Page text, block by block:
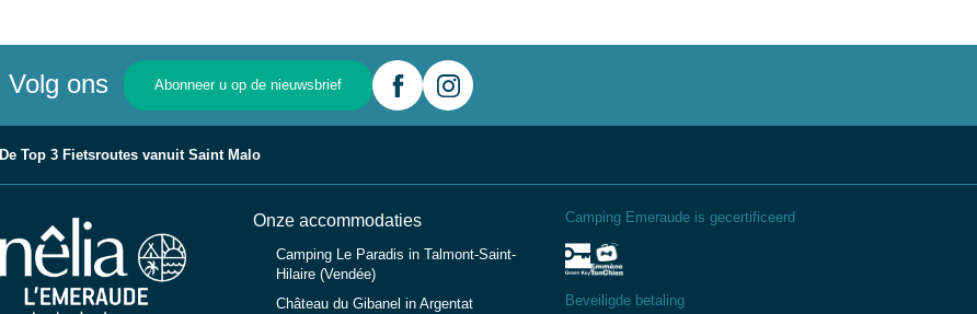
Volg ons Abonneer u op de nieuwsbrief
De Top 3 Fietsroutes vanuit Saint Malo
Onze accommodaties
Camping Le Paradis in Talmont-Saint-
Hilaire (Vendée)
Château du Gibanel in Argentat
Camping Emeraude is gecertificeerd
Beveiligde betaling